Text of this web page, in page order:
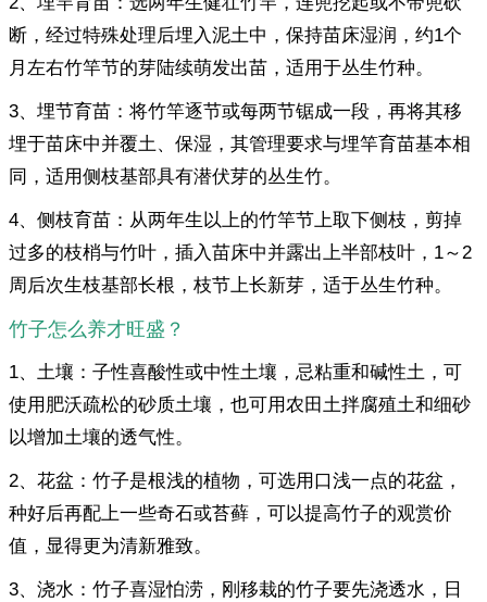
断，经过特殊处理后埋入泥土中，保持苗床湿润，约1个
月左右竹竿节的芽陆续萌发出苗，适用于丛生竹种。
3、埋节育苗：将竹竿逐节或每两节锯成一段，再将其移
埋于苗床中并覆土、保湿，其管理要求与埋竿育苗基本相
同，适用侧枝基部具有潜伏芽的丛生竹。
4、侧枝育苗：从两年生以上的竹竿节上取下侧枝，剪掉
过多的枝梢与竹叶，插入苗床中并露出上半部枝叶，1～2
周后次生枝基部长根，枝节上长新芽，适于丛生竹种。
竹子怎么养才旺盛？
1、土壤：子性喜酸性或中性土壤，忌粘重和碱性土，可
使用肥沃疏松的砂质土壤，也可用农田土拌腐殖土和细砂
以增加土壤的透气性。
2、花盆：竹子是根浅的植物，可选用口浅一点的花盆，
种好后再配上一些奇石或苔藓，可以提高竹子的观赏价
值，显得更为清新雅致。
3、浇水：竹子喜湿怕涝，刚移栽的竹子要先浇透水，日